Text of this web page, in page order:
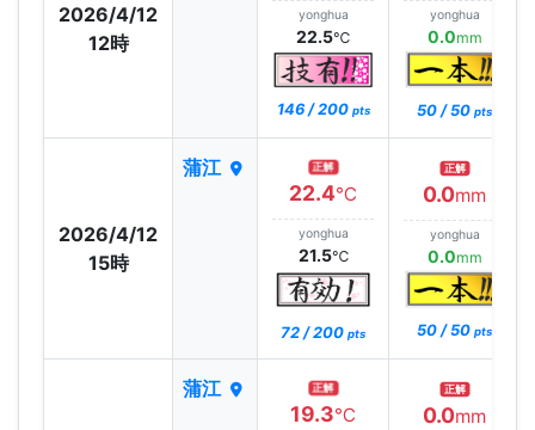
2026/4/12
12時
yonghua
22.5℃
146 / 200 pts
yonghua
0.0mm
50 / 50 pts
2026/4/12
15時
蒲江 正解
22.4℃
yonghua
21.5℃
72 / 200 pts
正解
0.0mm
yonghua
0.0mm
50 / 50 pts
蒲江 正解
19.3℃
正解
0.0mm